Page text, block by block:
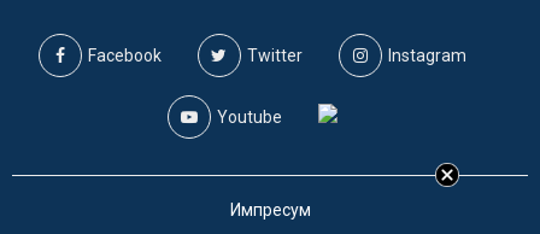
Facebook Twitter Instagram
Youtube
Импресум